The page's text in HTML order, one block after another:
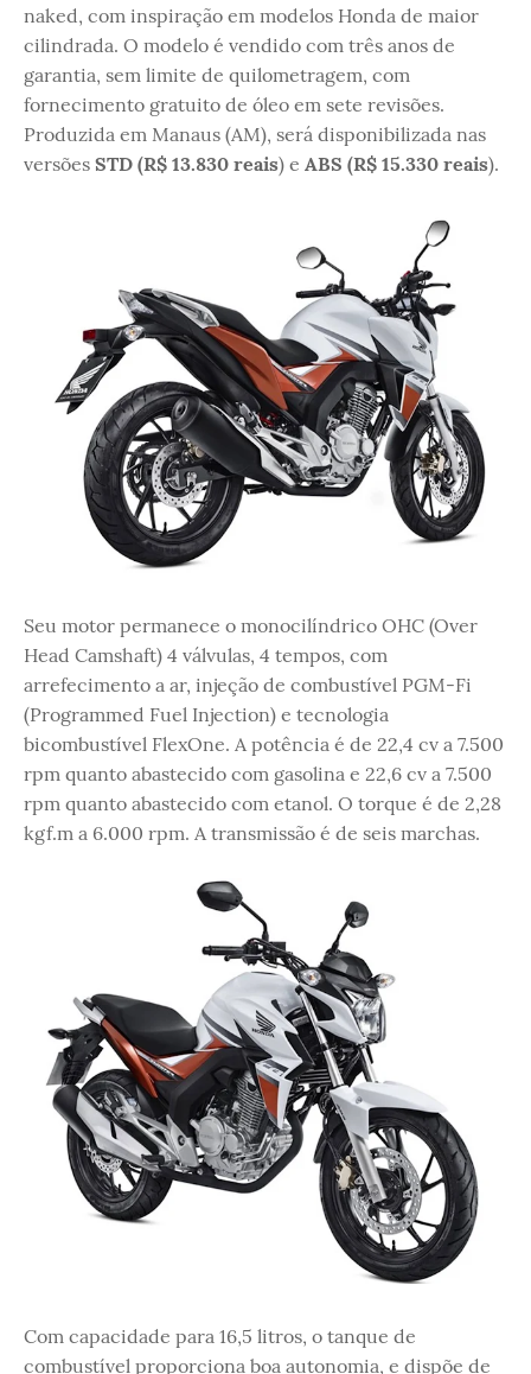
naked, com inspiração em modelos Honda de maior
cilindrada. O modelo é vendido com três anos de
garantia, sem limite de quilometragem, com
fornecimento gratuito de óleo em sete revisões.
Produzida em Manaus (AM), será disponibilizada nas
versões STD (R$ 13.830 reais) e ABS (R$ 15.330 reais).
Seu motor permanece o monocilíndrico OHC (Over
Head Camshaft) 4 válvulas, 4 tempos, com
arrefecimento a ar, injeção de combustível PGM-Fi
(Programmed Fuel Injection) e tecnologia
bicombustível FlexOne. A potência é de 22,4 cv a 7.500
rpm quanto abastecido com gasolina e 22,6 cv a 7.500
rpm quanto abastecido com etanol. O torque é de 2,28
kgf.m a 6.000 rpm. A transmissão é de seis marchas.
Com capacidade para 16,5 litros, o tanque de
combustível proporciona boa autonomia, e dispõe de